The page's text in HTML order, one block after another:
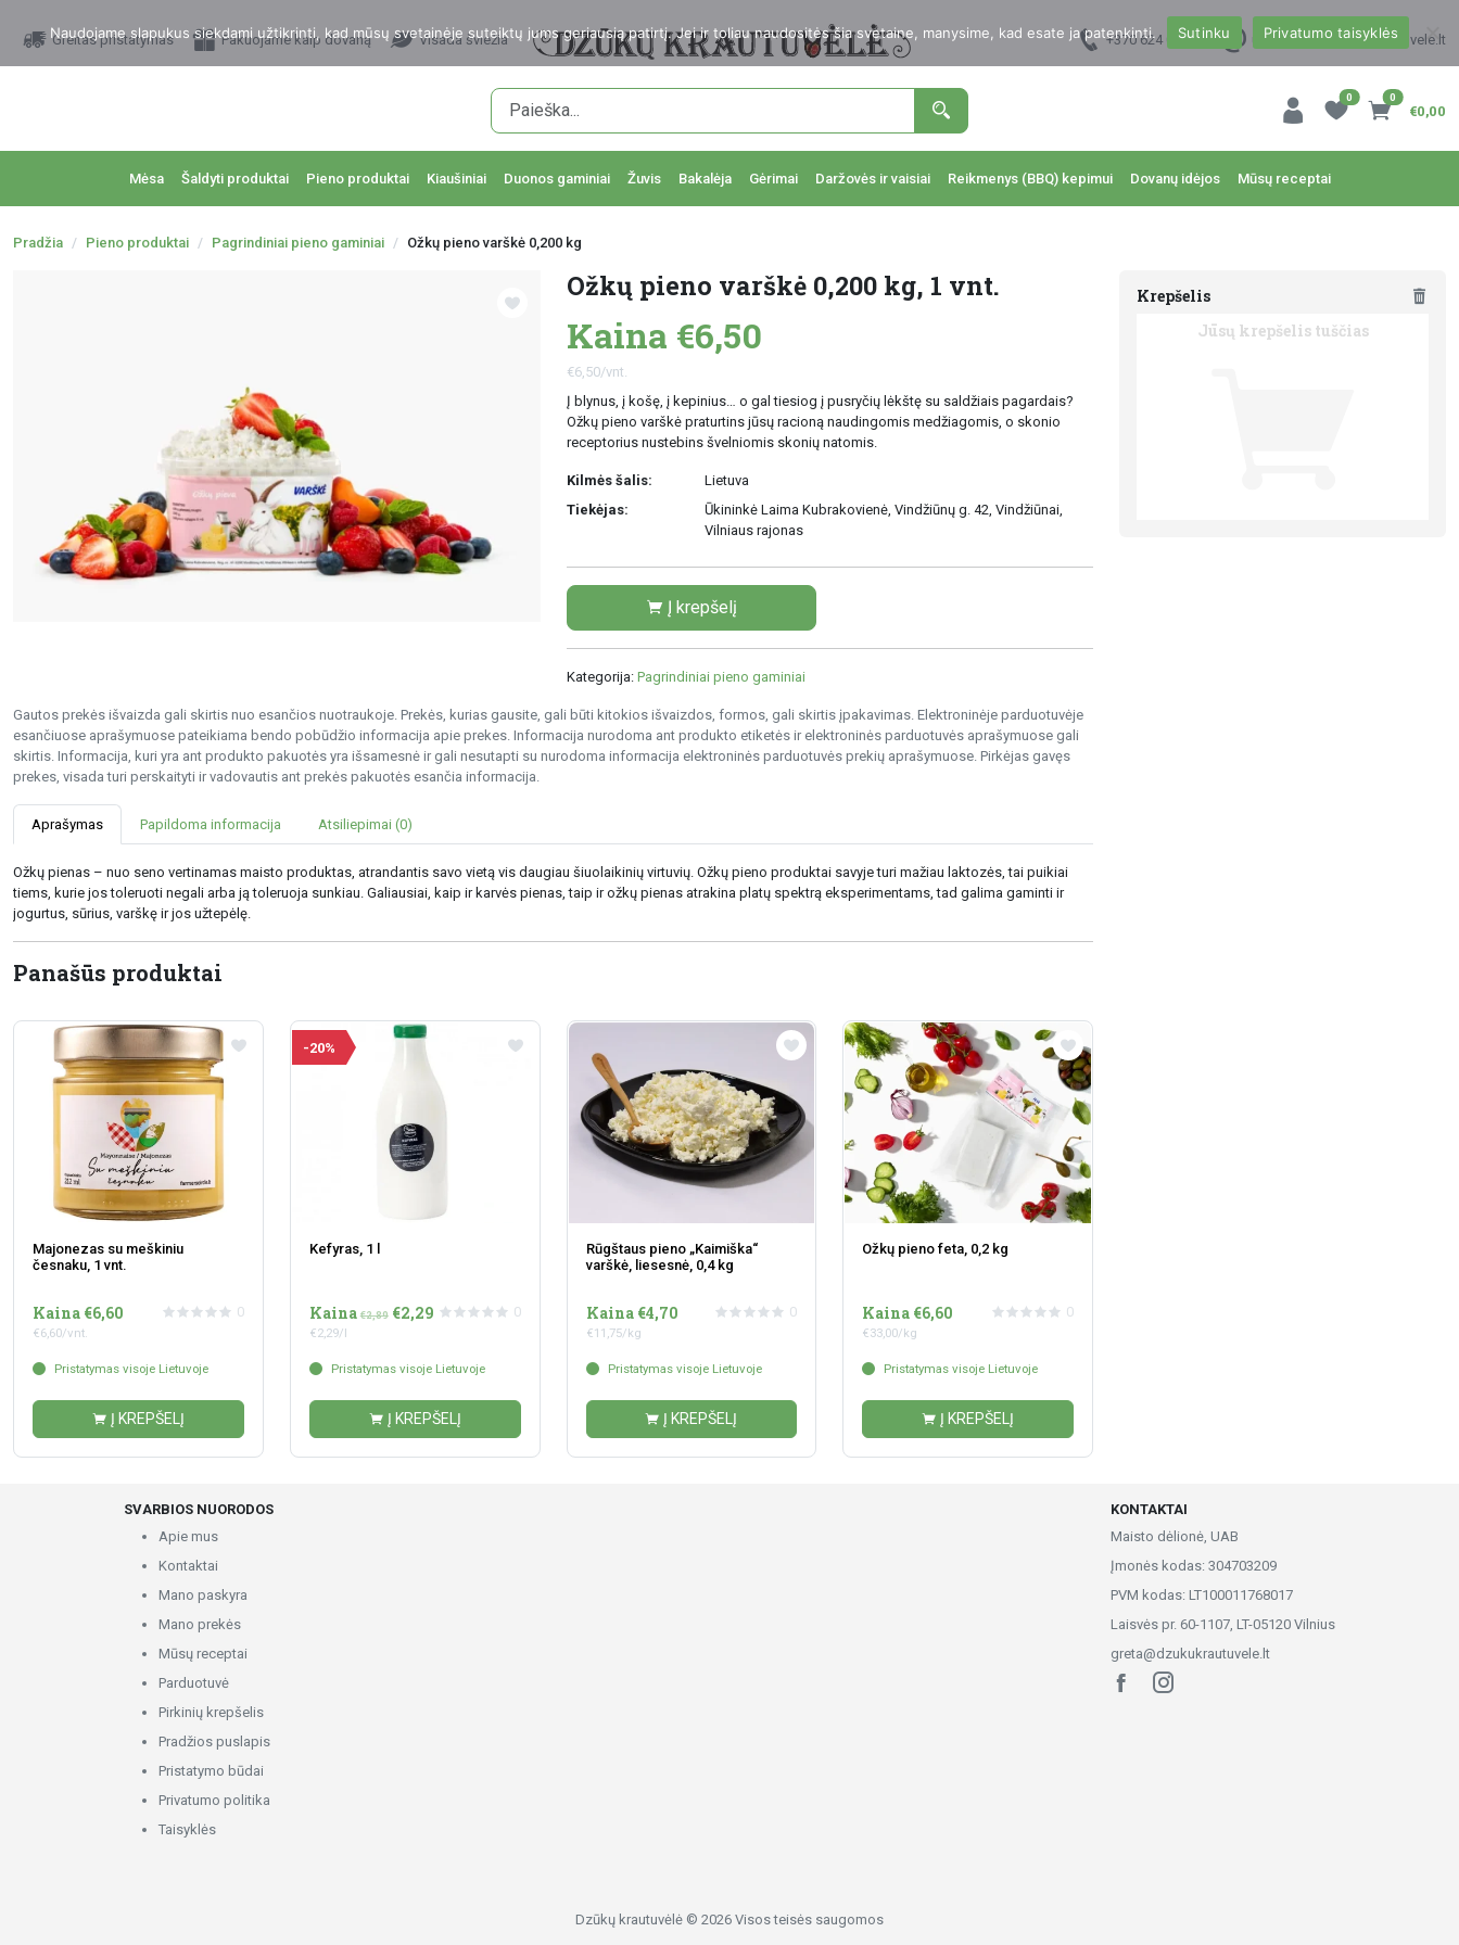
Greitas pristatymas Pakuojame kaip dovaną Visada šviežia +370 624 00988 uzsakymai@dzukukrautuvele.lt
0 0
€0,00
Mėsa Šaldyti produktai Pieno produktai Kiaušiniai Duonos gaminiai Žuvis Bakalėja Gėrimai Daržovės ir vaisiai Reikmenys (BBQ) kepimui Dovanų idėjos Mūsų receptai
Pradžia Pieno produktai Pagrindiniai pieno gaminiai Ožkų pieno varškė 0,200 kg
Ožkų pieno varškė 0,200 kg, 1 vnt.
Kaina €6,50
€6,50/vnt.
Į blynus, į košę, į kepinius… o gal tiesiog į pusryčių lėkštę su saldžiais pagardais?
Ožkų pieno varškė praturtins jūsų racioną naudingomis medžiagomis, o skonio
receptorius nustebins švelniomis skonių natomis.
Kilmės šalis:
Lietuva
Tiekėjas:
Ūkininkė Laima Kubrakovienė, Vindžiūnų g. 42, Vindžiūnai,
Vilniaus rajonas
Į krepšelį
Kategorija: Pagrindiniai pieno gaminiai
Gautos prekės išvaizda gali skirtis nuo esančios nuotraukoje. Prekės, kurias gausite, gali būti kitokios išvaizdos, formos, gali skirtis įpakavimas. Elektroninėje parduotuvėje
esančiuose aprašymuose pateikiama bendo pobūdžio informacija apie prekes. Informacija nurodoma ant produkto etiketės ir elektroninės parduotuvės aprašymuose gali
skirtis. Informacija, kuri yra ant produkto pakuotės yra išsamesnė ir gali nesutapti su nurodoma informacija elektroninės parduotuvės prekių aprašymuose. Pirkėjas gavęs
prekes, visada turi perskaityti ir vadovautis ant prekės pakuotės esančia informacija.
Aprašymas Papildoma informacija Atsiliepimai (0)
Ožkų pienas – nuo seno vertinamas maisto produktas, atrandantis savo vietą vis daugiau šiuolaikinių virtuvių. Ožkų pieno produktai savyje turi mažiau laktozės, tai puikiai
tiems, kurie jos toleruoti negali arba ją toleruoja sunkiau. Galiausiai, kaip ir karvės pienas, taip ir ožkų pienas atrakina platų spektrą eksperimentams, tad galima gaminti ir
jogurtus, sūrius, varškę ir jos užtepėlę.
Panašūs produktai
Majonezas su meškiniu
česnaku, 1 vnt.
Kaina €6,60
€6,60/vnt.
0
Pristatymas visoje Lietuvoje
Į KREPŠELĮ
-20%
Kefyras, 1 l
Kaina €2,89€2,29
€2,29/l
0
Pristatymas visoje Lietuvoje
Į KREPŠELĮ
Rūgštaus pieno „Kaimiška“
varškė, liesesnė, 0,4 kg
Kaina €4,70
€11,75/kg
0
Pristatymas visoje Lietuvoje
Į KREPŠELĮ
Ožkų pieno feta, 0,2 kg
Kaina €6,60
€33,00/kg
0
Pristatymas visoje Lietuvoje
Į KREPŠELĮ
Krepšelis
Jūsų krepšelis tuščias
SVARBIOS NUORODOS
Apie mus
Kontaktai
Mano paskyra
Mano prekės
Mūsų receptai
Parduotuvė
Pirkinių krepšelis
Pradžios puslapis
Pristatymo būdai
Privatumo politika
Taisyklės
KONTAKTAI
Maisto dėlionė, UAB
Įmonės kodas: 304703209
PVM kodas: LT100011768017
Laisvės pr. 60-1107, LT-05120 Vilnius
greta@dzukukrautuvele.lt
Dzūkų krautuvėlė © 2026 Visos teisės saugomos
Naudojame slapukus siekdami užtikrinti, kad mūsų svetainėje suteiktų jums geriausią patirtį. Jei ir toliau naudositės šia svetaine, manysime, kad esate ja patenkinti. Sutinku Privatumo taisyklės